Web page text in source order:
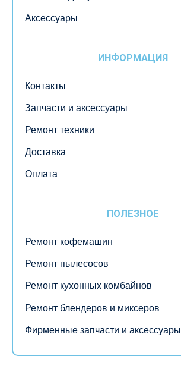
Аксессуары
ИНФОРМАЦИЯ
Контакты
Запчасти и аксессуары
Ремонт техники
Доставка
Оплата
ПОЛЕЗНОЕ
Ремонт кофемашин
Ремонт пылесосов
Ремонт кухонных комбайнов
Ремонт блендеров и миксеров
Фирменные запчасти и аксессуары